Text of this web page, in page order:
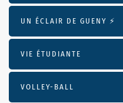
UN ÉCLAIR DE GUENY ⚡️
VIE ÉTUDIANTE
VOLLEY-BALL